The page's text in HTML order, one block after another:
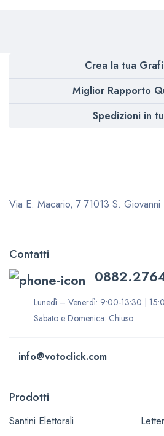
Crea la tua
Miglior Rapporto
Spedizioni in
Via E. Macario, 7 71013 S.
Contatti
Lunedì – Venerdì: 9:00-13:30 |
Sabato e Domenica: Chiuso
info@votoclick.com
Prodotti
Santini Elettorali